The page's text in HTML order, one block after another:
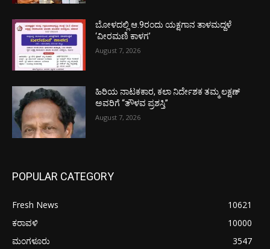
ಬೋಳದಲ್ಲಿ ಆ.9ರಂದು ಯಕ್ಷಗಾನ ತಾಳಮದ್ದಳೆ
‘ವೀರಮಣಿ ಕಾಳಗ’
August 7, 2026
ಹಿರಿಯ ನಾಟಕಕಾರ, ಕಲಾ ನಿರ್ದೇಶಕ ತಮ್ಮ ಲಕ್ಷಣ್
ಅವರಿಗೆ “ತೌಳವ ಪ್ರಶಸ್ತಿ”
August 7, 2026
POPULAR CATEGORY
Fresh News
10621
ಕರಾವಳಿ
10000
ಮಂಗಳೂರು
3547